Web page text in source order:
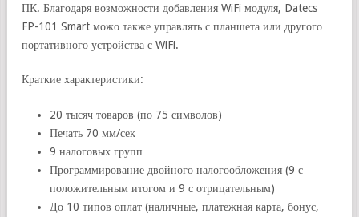
ПК. Благодаря возможности добавления WiFi модуля, Datecs
FP-101 Smart можо также управлять с планшета или другого
портативного устройства с WiFi.
Краткие характеристики:
20 тысяч товаров (по 75 символов)
Печать 70 мм/сек
9 налоговых групп
Программирование двойного налогообложения (9 с
положительным итогом и 9 с отрицательным)
До 10 типов оплат (наличные, платежная карта, бонус,